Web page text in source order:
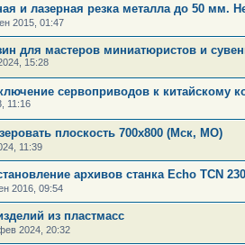
и лазерная резка металла до 50 мм.
2015, 01:47
для мастеров миниатюристов и
15:28
сервоприводов к китайскому
11:16
плоскость 700х800 (Мск, МО)
11:39
архивов станка Echo TCN
2016, 09:54
из пластмасс
2024, 20:32